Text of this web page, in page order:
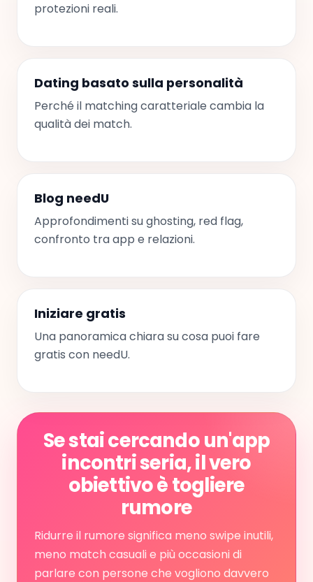
protezioni reali.
Dating basato sulla personalità
Perché il matching caratteriale cambia la
qualità dei match.
Blog needU
Approfondimenti su ghosting, red flag,
confronto tra app e relazioni.
Iniziare gratis
Una panoramica chiara su cosa puoi fare
gratis con needU.
Se stai cercando un'app
incontri seria, il vero
obiettivo è togliere
rumore
Ridurre il rumore significa meno swipe inutili,
meno match casuali e più occasioni di
parlare con persone che vogliono davvero